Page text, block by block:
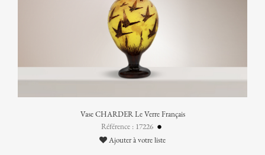
Vase CHARDER Le Verre Français
Référence : 17226
Ajouter à votre liste